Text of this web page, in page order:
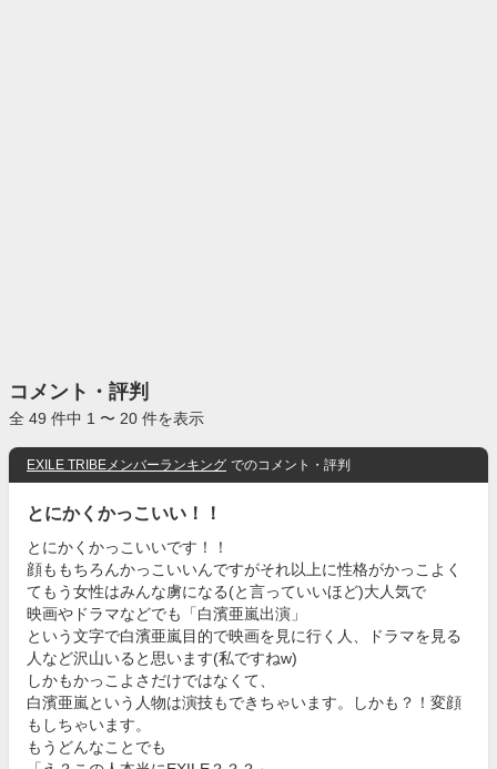
コメント・評判
全 49 件中 1 〜 20 件を表示
EXILE TRIBEメンバーランキング でのコメント・評判
とにかくかっこいい！！
とにかくかっこいいです！！
顔ももちろんかっこいいんですがそれ以上に性格がかっこよく
てもう女性はみんな虜になる(と言っていいほど)大人気で
映画やドラマなどでも「白濱亜嵐出演」
という文字で白濱亜嵐目的で映画を見に行く人、ドラマを見る
人など沢山いると思います(私ですねw)
しかもかっこよさだけではなくて、
白濱亜嵐という人物は演技もできちゃいます。しかも？！変顔
もしちゃいます。
もうどんなことでも